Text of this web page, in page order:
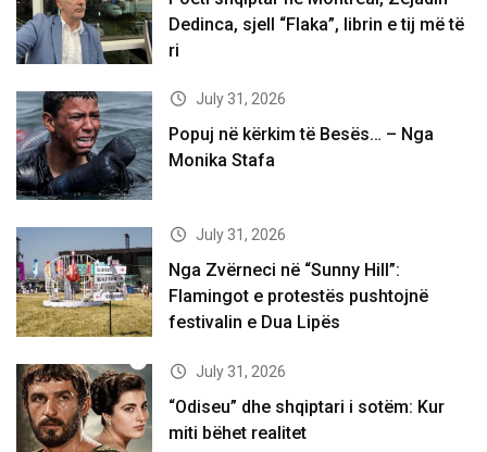
Dedinca, sjell “Flaka”, librin e tij më të
ri
July 31, 2026
Popuj në kërkim të Besës… – Nga
Monika Stafa
July 31, 2026
Nga Zvërneci në “Sunny Hill”:
Flamingot e protestës pushtojnë
festivalin e Dua Lipës
July 31, 2026
“Odiseu” dhe shqiptari i sotëm: Kur
miti bëhet realitet